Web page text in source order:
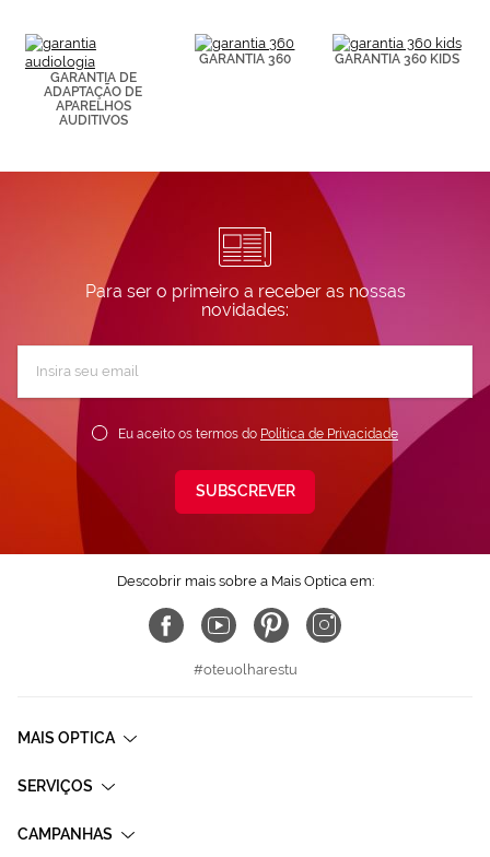
GARANTIA DE
ADAPTAÇÃO DE
APARELHOS
AUDITIVOS
GARANTIA 360 GARANTIA 360 KIDS
Para ser o primeiro a receber as nossas
novidades:
Newsletter:
Eu aceito os termos do Política de Privacidade
SUBSCREVER
Descobrir mais sobre a Mais Optica em:
#oteuolharestu
MAIS OPTICA
SERVIÇOS
CAMPANHAS